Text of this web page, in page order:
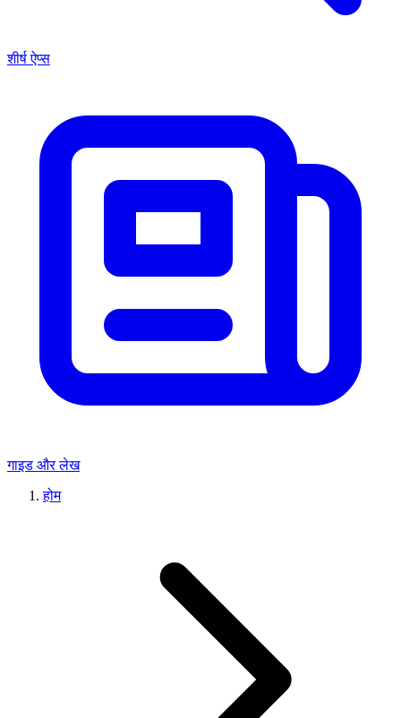
शीर्ष ऐप्स
गाइड और लेख
होम